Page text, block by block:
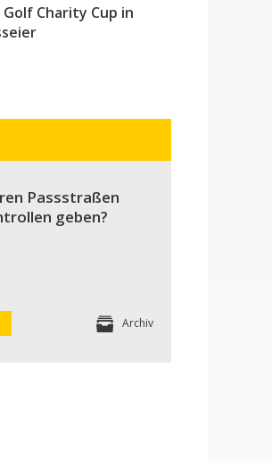
Golf Charity Cup in
Passstraßen
geben?
Archiv